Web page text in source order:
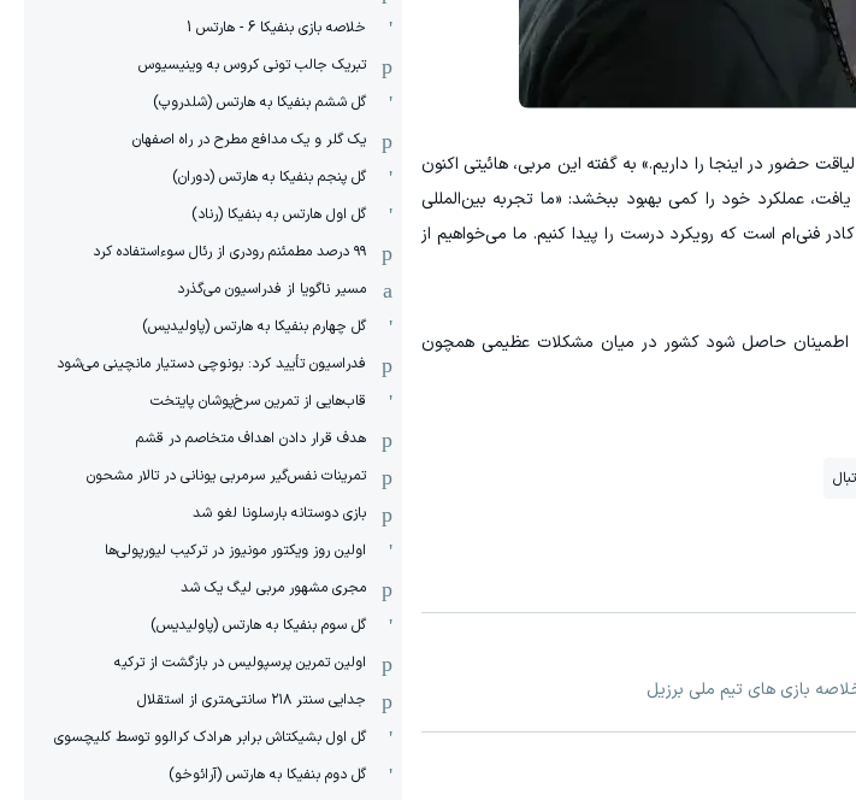
شد. مینیه گفت: «ما لیاقت حضور در اینجا را داریم.» به گفته این مربی، هائیتی اکنون
برزیل که در دیدار نخست خود مقابل مراکش به تساوی ۱-۱ دست یافت، عملکرد خود را کمی بهبود ببخشد: «ما تجربه بین‌المللی
فنی‌ام است که رویکرد درست را پیدا کنیم. ما می‌خواهیم از
اطمینان حاصل شود کشور در میان مشکلات عظیمی همچون
بازی های تیم ملی برزیل
خلاصه بازی بنفیکا 6 - هارتس 1
تبریک جالب تونی کروس به وینیسیوس
گل ششم بنفیکا به هارتس (شلدروپ)
یک گلر و یک مدافع مطرح در راه اصفهان
گل پنجم بنفیکا به هارتس (دوران)
گل اول هارتس به بنفیکا (رناد)
۹۹ درصد مطمئنم رودری از رئال سوءاستفاده کرد
مسیر ناگویا از فدراسیون می‌گذرد
گل چهارم بنفیکا به هارتس (پاولیدیس)
فدراسیون تأیید کرد: بونوچی دستیار مانچینی می‌شود
قاب‌هایی از تمرین سرخ‌پوشان پایتخت
هدف قرار دادن اهداف متخاصم در قشم
‏تمرینات نفس‌گیر سرمربی یونانی در تالار مشحون
بازی دوستانه بارسلونا لغو شد
اولین روز ویکتور مونیوز در ترکیب لیورپولی‌ها
مجری مشهور مربی لیگ یک شد
گل سوم بنفیکا به هارتس (پاولیدیس)
اولین تمرین پرسپولیس در بازگشت از ترکیه
جدایی سنتر ۲۱۸ سانتی‌متری از استقلال
گل اول بشیکتاش برابر هرادک کرالوو توسط کلیچسوی
گل دوم بنفیکا به هارتس (آرائوخو)